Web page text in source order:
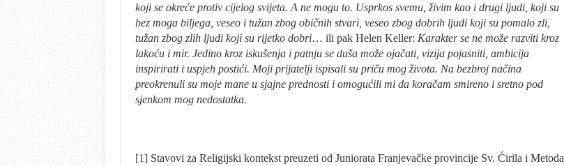
koji se okreće protiv cijelog svijeta. A ne mogu to. Usprkos svemu, živim kao i drugi ljudi, koji su
bez moga biljega, veseo i tužan zbog običnih stvari, veseo zbog dobrih ljudi koji su pomalo zli,
tužan zbog zlih ljudi koji su rijetko dobri… ili pak Helen Keller: Karakter se ne može razviti kroz
lakoću i mir. Jedino kroz iskušenja i patnju se duša može ojačati, vizija pojasniti, ambicija
inspirirati i uspjeh postići. Moji prijatelji ispisali su priču mog života. Na bezbroj načina
preokrenuli su moje mane u sjajne prednosti i omogućili mi da koračam smireno i sretno pod
sjenkom mog nedostatka.
[1]Stavovi za Religijski kontekst preuzeti od Juniorata Franjevačke provincije Sv. Ćirila i Metoda